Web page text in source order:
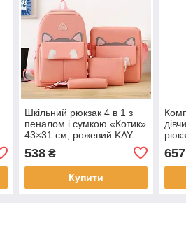
Шкільний рюкзак 4 в 1 з
пеналом і сумкою «Котик»
43×31 см, рожевий KAY
538₴
Купити
657